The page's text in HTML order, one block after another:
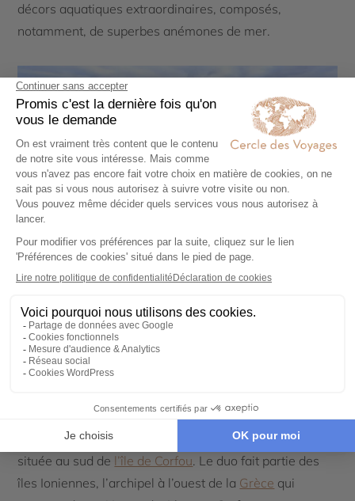
décors aquatiques extraordinaires, composés,
notamment, de superbes anémones de mer.
GRÈCE : LA PLUS SECRÈTE DES
ÎLES IONIENNES
Où sur la carte ?
L’île de Paxos(avec sa petite sœur Antipaxos) est
située au sud de l’île de Corfou. Le duo fait partie des
îles Ioniennes, l’archipel à l’ouest de la Grèce qui